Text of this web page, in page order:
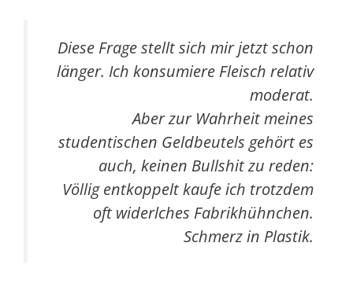
Diese Frage stellt sich mir jetzt schon
länger. Ich konsumiere Fleisch relativ
moderat.
Aber zur Wahrheit meines
studentischen Geldbeutels gehört es
auch, keinen Bullshit zu reden:
Völlig entkoppelt kaufe ich trotzdem
oft widerlches Fabrikhühnchen.
Schmerz in Plastik.